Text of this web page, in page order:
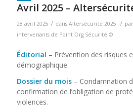
Avril 2025 –
28 avril 2025 / dans Altersécurité 2025 / par
intervenants de Point Org Sécurité ©
Éditorial – Prévention des risques
démographique.
Dossier du mois– Condamnation
confirmation de l’obligation de
violences.